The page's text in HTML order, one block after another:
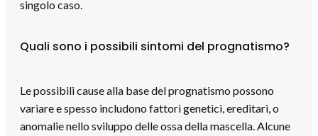
singolo caso.
Quali sono i possibili sintomi del prognatismo?
Le possibili cause alla base del prognatismo possono
variare e spesso includono fattori genetici, ereditari, o
anomalie nello sviluppo delle ossa della mascella. Alcune